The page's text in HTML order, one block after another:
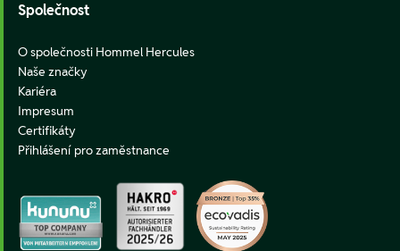
Společnost
O společnosti Hommel Hercules
Naše značky
Kariéra
Impresum
Certifikáty
Přihlášení pro zaměstnance